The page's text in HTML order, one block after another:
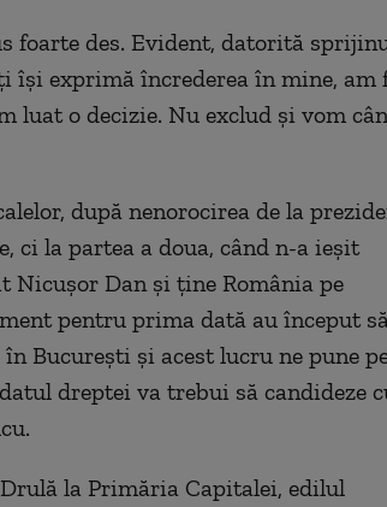
foarte des. Evident, datorită
își exprimă încrederea în mine, am
luat o decizie. Nu exclud și vom
după nenorocirea de la
ci la partea a doua, când n-a ieșit
Nicușor Dan și ține România pe
pentru prima dată au început să
București și acest lucru ne pune
dreptei va trebui să candideze
la Primăria Capitalei, edilul